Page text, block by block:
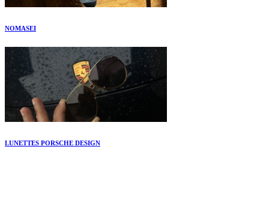
NOMASEI
LUNETTES PORSCHE DESIGN